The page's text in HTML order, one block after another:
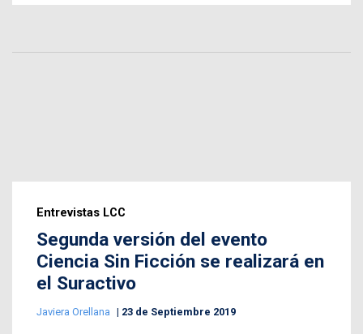
Entrevistas LCC
Segunda versión del evento
Ciencia Sin Ficción se realizará en
el Suractivo
Javiera Orellana 23 de Septiembre 2019